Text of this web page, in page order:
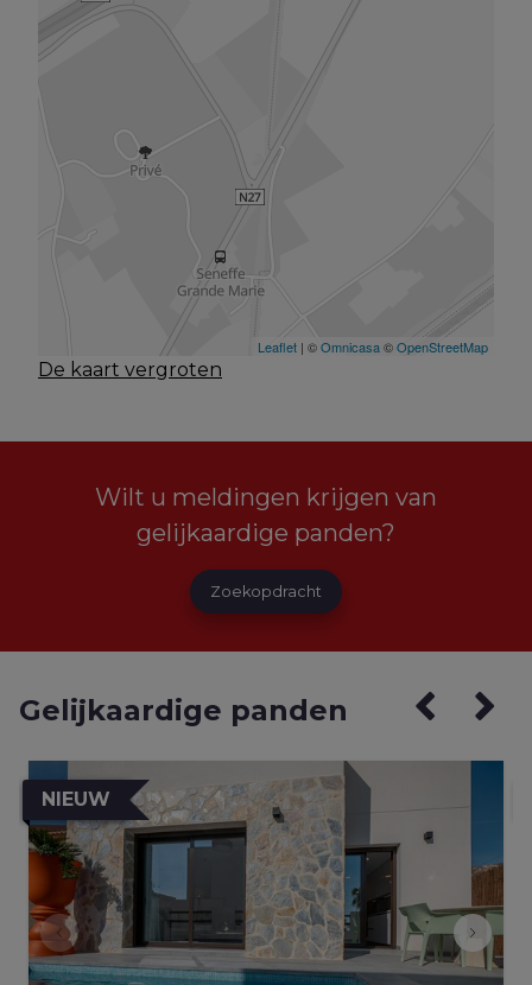
De kaart vergroten
Wilt u meldingen krijgen van
gelijkaardige panden?
Zoekopdracht
Gelijkaardige panden
NIEUW